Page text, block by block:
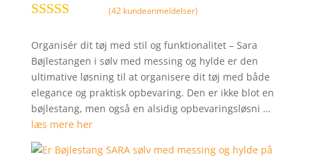
4.9ud af 5
baseret på
kundebedøm
melser
(42kundeanmeldelser)
Organisér dit tøj med stil og funktionalitet – Sara
Bøjlestangen i sølv med messing og hylde er den
ultimative løsning til at organisere dit tøj med både
elegance og praktisk opbevaring. Den er ikke blot en
bøjlestang, men også en alsidig opbevaringsløsni …
læs mere her